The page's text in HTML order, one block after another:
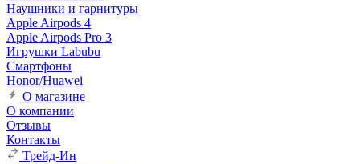
Наушники и гарнитуры
Apple Airpods 4
Apple Airpods Pro 3
Игрушки Labubu
Смартфоны
Honor/Huawei
О магазине
О компании
Отзывы
Контакты
Трейд-Ин